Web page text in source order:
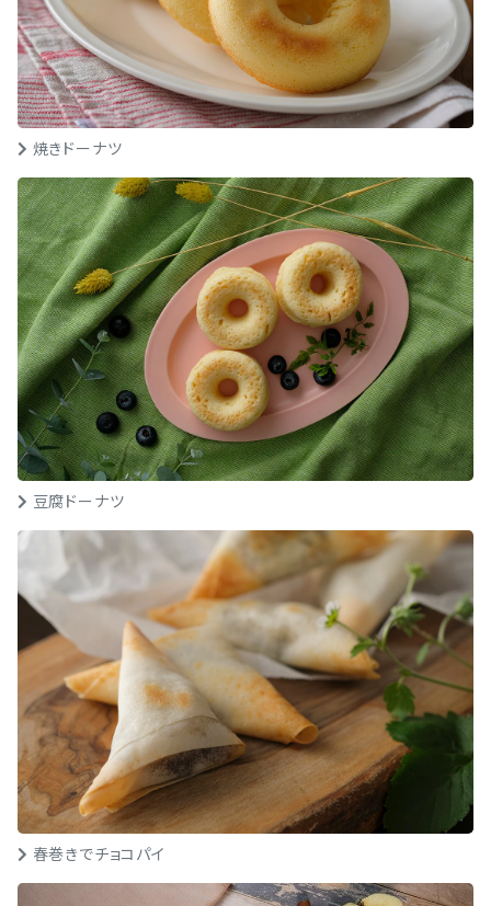
焼きドーナツ
豆腐ドーナツ
春巻きでチョコパイ